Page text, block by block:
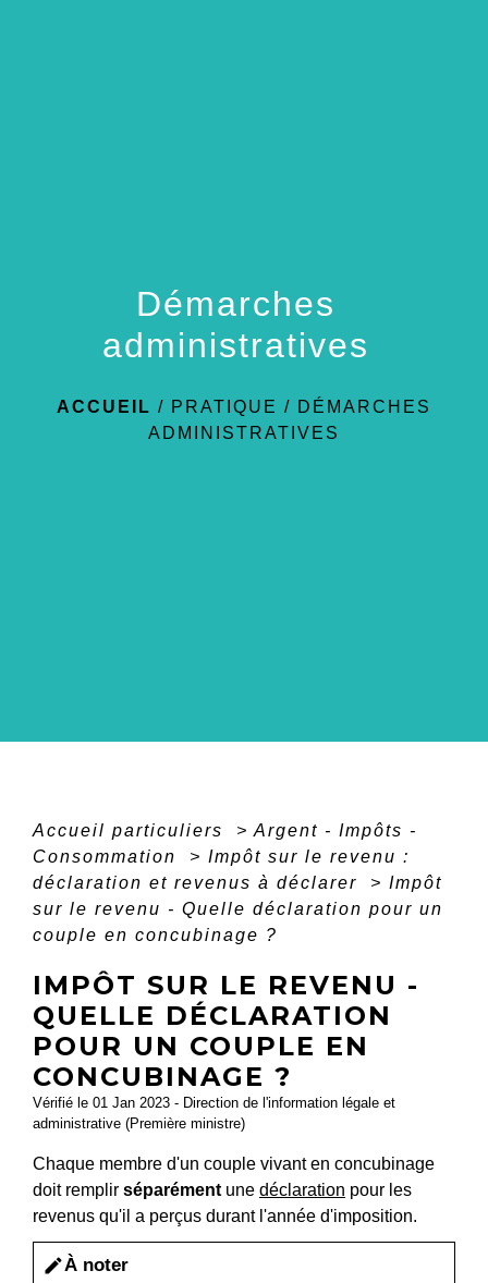
Démarches
administratives
ACCUEIL / PRATIQUE / DÉMARCHES
ADMINISTRATIVES
Accueil particuliers > Argent - Impôts -
Consommation
> Impôt sur le revenu :
déclaration et revenus à déclarer
> Impôt
sur le revenu - Quelle déclaration pour un
couple en concubinage ?
IMPÔT SUR LE REVENU -
QUELLE DÉCLARATION
POUR UN COUPLE EN
CONCUBINAGE ?
Vérifié le 01 Jan 2023 - Direction de l'information légale et
administrative (Première ministre)
Chaque membre d'un couple vivant en concubinage
doit remplir séparément une déclaration pour les
revenus qu'il a perçus durant l'année d'imposition.
editÀ noter